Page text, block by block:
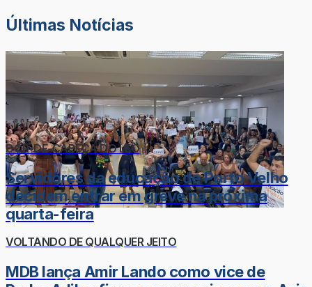
Últimas Notícias
DOR-DE-CABEÇA DO LÉO
Servidores da educação de Porto Velho
decidem entrar em greve na próxima
quarta-feira
VOLTANDO DE QUALQUER JEITO
MDB lança Amir Lando como vice de